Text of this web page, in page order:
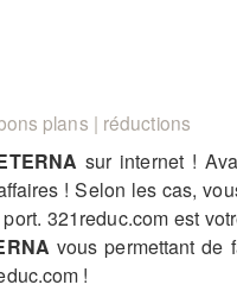
plans | réductions
sur internet !
! Selon les cas,
321reduc.com est
vous permettant de
!